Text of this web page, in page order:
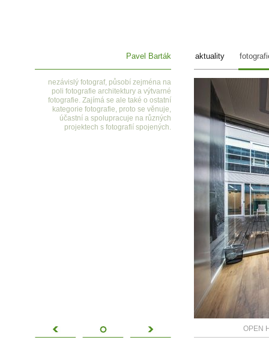
Pavel Barták
nezávislý fotograf, působí zejména na
poli fotografie architektury a výtvarné
fotografie. Zajímá se ale také o ostatní
kategorie fotografie, proto se věnuje,
účastní a spolupracuje na různých
projektech s fotografií spojených.
OPEN
aktuality